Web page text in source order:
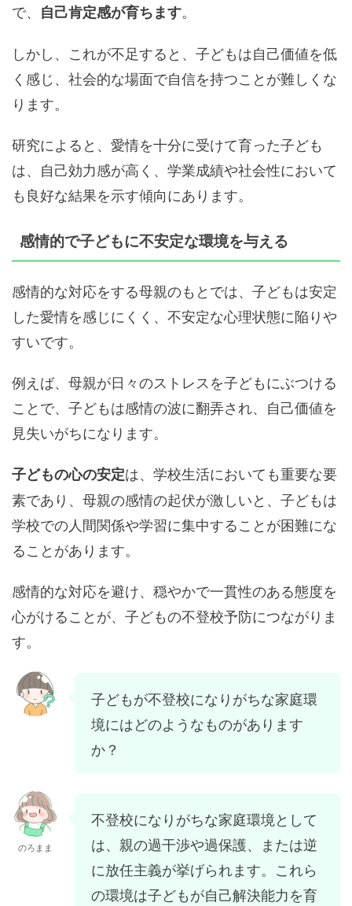
で、 自己肯定感が育ちます。
しかし、これが不足すると、子どもは自己価値を低
く感じ、社会的な場面で自信を持つことが難しくな
ります。
研究によると、愛情を十分に受けて育った子ども
は、自己効力感が高く、学業成績や社会性において
も良好な結果を示す傾向にあります。
感情的で子どもに不安定な環境を与える
感情的な対応をする母親のもとでは、子どもは安定
した愛情を感じにくく、不安定な心理状態に陥りや
すいです。
例えば、母親が日々のストレスを子どもにぶつける
ことで、子どもは感情の波に翻弄され、自己価値を
見失いがちになります。
子どもの心の安定は、学校生活においても重要な要
素であり、母親の感情の起伏が激しいと、子どもは
学校での人間関係や学習に集中することが困難にな
ることがあります。
感情的な対応を避け、穏やかで一貫性のある態度を
心がけることが、子どもの不登校予防につながりま
す。
子どもが不登校になりがちな家庭環
境にはどのようなものがあります
か？
のろまま
不登校になりがちな家庭環境として
は、親の過干渉や過保護、または逆
に放任主義が挙げられます。これら
の環境は子どもが自己解決能力を育